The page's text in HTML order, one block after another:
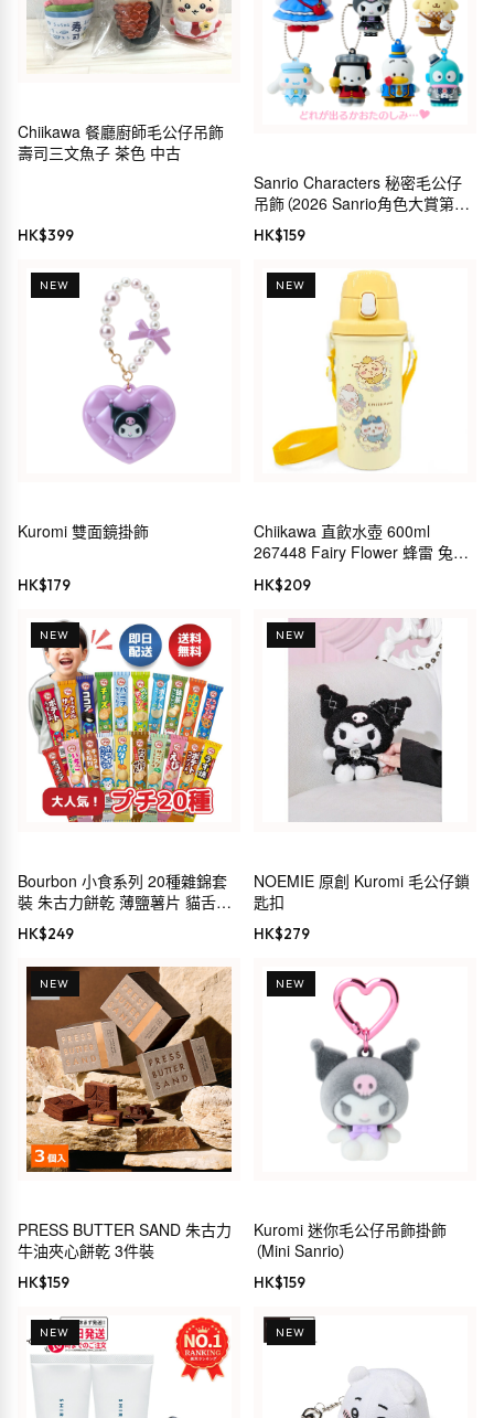
Chiikawa 餐廳廚師毛公仔吊飾
壽司三文魚子 茶色 中古
HK$399
Sanrio Characters 秘密毛公仔
吊飾（2026 Sanrio角色大賞第4
彈 Sanrio服裝系列）
HK$159
NEW
Kuromi 雙面鏡掛飾
HK$179
NEW
Chiikawa 直飲水壺 600ml
267448 Fairy Flower 蜂雷 兔
CHIIKAWA 小小可愛的東西 長野
HK$209
NEW
Bourbon 小食系列 20種雜錦套
裝 朱古力餅乾 薄鹽薯片 貓舌餅
可可 芝士 雲尼拿餅乾 蔬菜脆片
酸忌廉洋蔥 零食 雜錦 禮物 派對
限定商品
HK$249
NEW
NOEMIE 原創 Kuromi 毛公仔鎖
匙扣
HK$279
NEW
PRESS BUTTER SAND 朱古力
牛油夾心餅乾 3件裝
HK$159
NEW
Kuromi 迷你毛公仔吊飾掛飾
（Mini Sanrio）
HK$159
NEW NEW